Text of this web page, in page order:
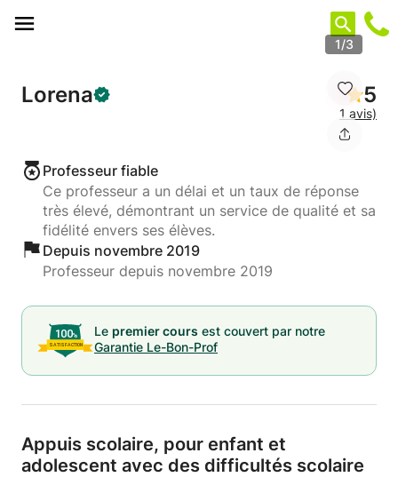
1/3
Lorena 5
1 avis)
Professeur fiable
Ce professeur a un délai et un taux de réponse
très élevé, démontrant un service de qualité et sa
fidélité envers ses élèves.
Depuis novembre 2019
Professeur depuis novembre 2019
Le premier cours est couvert par notre
Garantie Le-Bon-Prof
Appuis scolaire, pour enfant et
adolescent avec des difficultés scolaire